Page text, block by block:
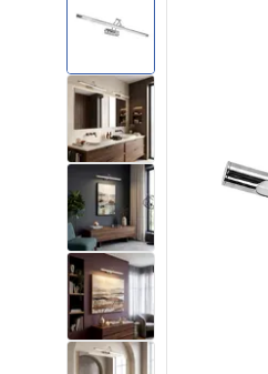
Duši uks
Vannitoa dušialused
Lineaarne duši äravool
Tualettruumid
Vajub ära
Vannid ja ekraanid